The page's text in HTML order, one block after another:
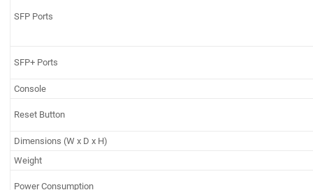
SFP Ports
SFP+ Ports
Console
Reset Button
Dimensions (W x D x H)
Weight
Power Consumption